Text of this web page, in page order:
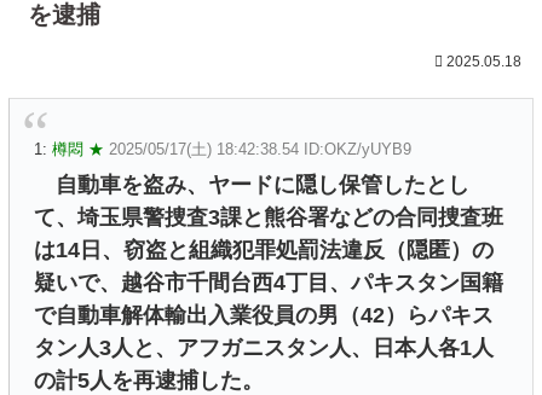
を逮捕
2025.05.18
1: 樽悶 ★ 2025/05/17(土) 18:42:38.54 ID:OKZ/yUYB9
自動車を盗み、ヤードに隠し保管したとし
て、埼玉県警捜査3課と熊谷署などの合同捜査班
は14日、窃盗と組織犯罪処罰法違反（隠匿）の
疑いで、越谷市千間台西4丁目、パキスタン国籍
で自動車解体輸出入業役員の男（42）らパキス
タン人3人と、アフガニスタン人、日本人各1人
の計5人を再逮捕した。